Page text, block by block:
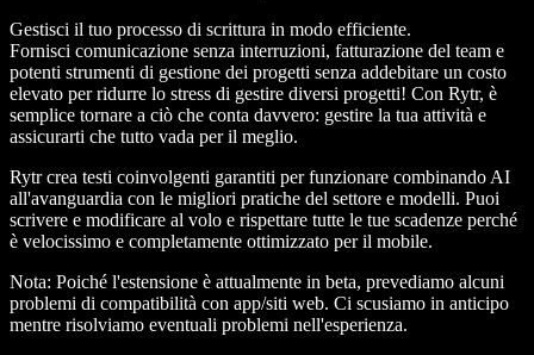
Gestisci il tuo processo di scrittura in modo efficiente.
Fornisci comunicazione senza interruzioni, fatturazione del team e
potenti strumenti di gestione dei progetti senza addebitare un costo
elevato per ridurre lo stress di gestire diversi progetti! Con Rytr, è
semplice tornare a ciò che conta davvero: gestire la tua attività e
assicurarti che tutto vada per il meglio.
Rytr crea testi coinvolgenti garantiti per funzionare combinando AI
all'avanguardia con le migliori pratiche del settore e modelli. Puoi
scrivere e modificare al volo e rispettare tutte le tue scadenze perché
è velocissimo e completamente ottimizzato per il mobile.
Nota: Poiché l'estensione è attualmente in beta, prevediamo alcuni
problemi di compatibilità con app/siti web. Ci scusiamo in anticipo
mentre risolviamo eventuali problemi nell'esperienza.